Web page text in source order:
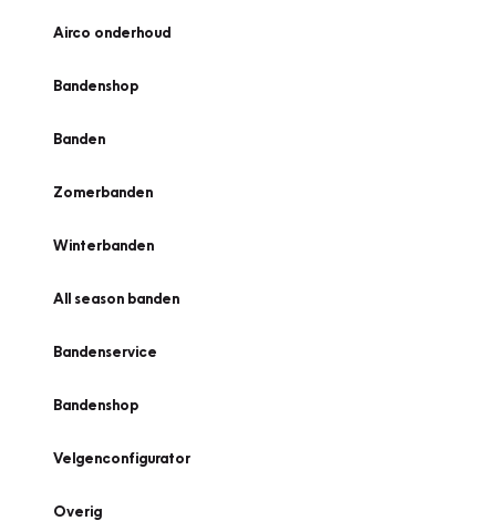
Airco onderhoud
Bandenshop
Banden
Zomerbanden
Winterbanden
All season banden
Bandenservice
Bandenshop
Velgenconfigurator
Overig